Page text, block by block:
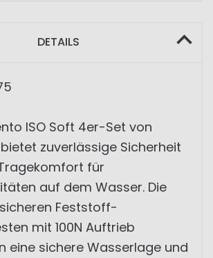
DETAILS
ISO Soft 4er-Set von
zuverlässige Sicherheit
für
auf dem Wasser. Die
Feststoff-
mit 100N Auftrieb
eine sichere Wasserlage und